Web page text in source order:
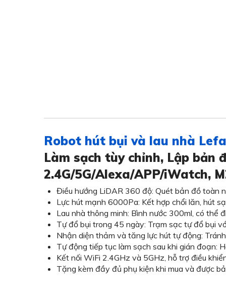
Robot hút bụi và lau nhà
Làm sạch tùy chỉnh, Lập bản
2.4G/5G/Alexa/APP/iWatch,
Điều hướng LiDAR 360 độ: Quét bản đồ toàn
Lực hút mạnh 6000Pa: Kết hợp chổi lăn, hút
Lau nhà thông minh: Bình nước 300ml, có thể
Tự đổ bụi trong 45 ngày: Trạm sạc tự đổ bụi
Nhận diện thảm và tăng lực hút tự động:
Tự động tiếp tục làm sạch sau khi gián đoạn:
Kết nối WiFi 2.4GHz và 5GHz, hỗ trợ điều
Tặng kèm đầy đủ phụ kiện khi mua và được